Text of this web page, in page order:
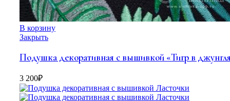
В корзину
Закрыть
Подушка декоративная с вышивкой «Тигр в
3 200₽